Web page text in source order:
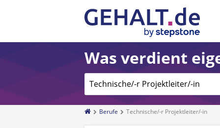
Was verdient
Berufe Technische/-r Projektleiter/-in